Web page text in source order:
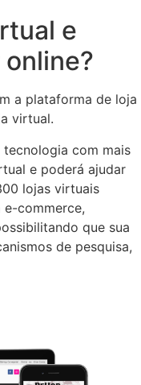
e
a plataforma de loja
virtual.
tecnologia com mais
e poderá ajudar
lojas virtuais
commerce,
que sua
de pesquisa,